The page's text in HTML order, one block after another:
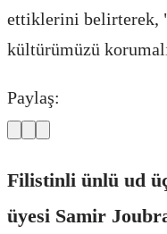
ettiklerini belirterek,
kültürümüzü
Paylaş:
Filistinli ünlü ud
üyesi Samir